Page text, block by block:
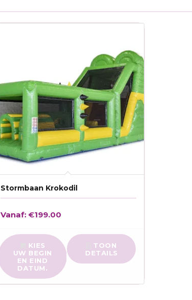
Stormbaan Krokodil
Vanaf:€199.00
KIES
UW BEGIN
EN EIND
DATUM.
TOON
DETAILS